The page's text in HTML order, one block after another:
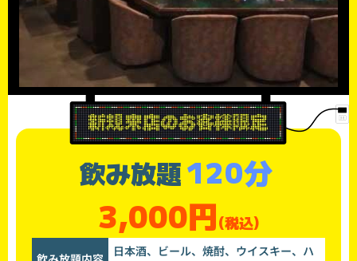
飲み放題120分
3,000円(税込)
日本酒、ビール、焼酎、ウイスキー、ハ